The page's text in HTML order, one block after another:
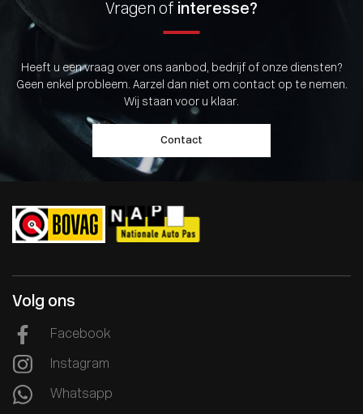
Vragen of interesse?
Heeft u een vraag over ons aanbod, bedrijf of onze diensten?
Geen enkel probleem. Aarzel dan niet om contact op te nemen.
Wij staan voor u klaar.
Contact
Volg ons
Facebook
Instagram
Whatsapp